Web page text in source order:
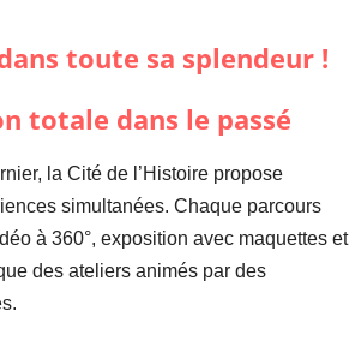
totale dans le passé
la Cité de l’Histoire propose
simultanées. Chaque parcours
à 360°, exposition avec maquettes et
des ateliers animés par des